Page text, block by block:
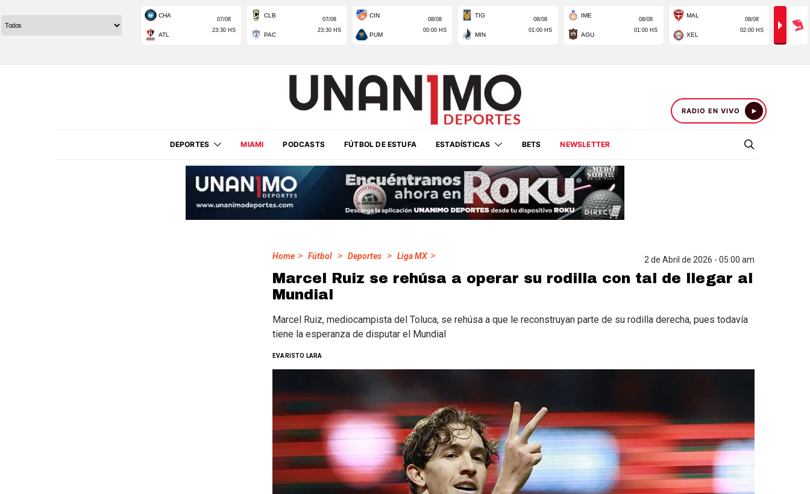
RADIO EN VIVO
DEPORTES MIAMI PODCASTS FÚTBOL DE ESTUFA ESTADÍSTICAS BETS NEWSLETTER
Home > Fútbol > Deportes > Liga MX > 2 de Abril de 2026 - 05:00 am
Marcel Ruiz se rehúsa a operar su rodilla con tal de llegar al
Mundial
Marcel Ruiz, mediocampista del Toluca, se rehúsa a que le reconstruyan parte de su rodilla derecha, pues todavía
tiene la esperanza de disputar el Mundial
EVARISTO LARA